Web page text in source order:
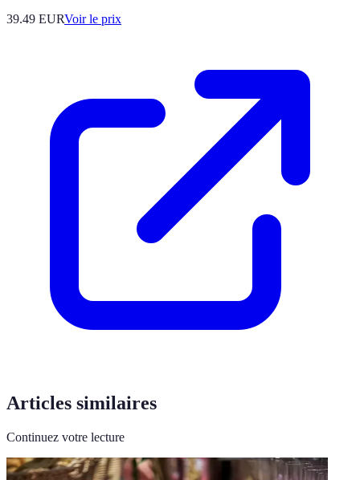
39.49 EURVoir le prix
Articles similaires
Continuez votre lecture